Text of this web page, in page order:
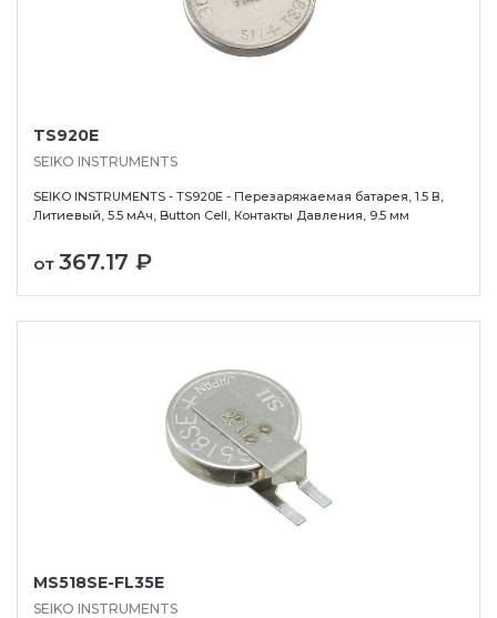
TS920E
SEIKO INSTRUMENTS
SEIKO INSTRUMENTS - TS920E - Перезаряжаемая батарея, 1.5 В,
Литиевый, 5.5 мАч, Button Cell, Контакты Давления, 9.5 мм
от 367.17 ₽
MS518SE-FL35E
SEIKO INSTRUMENTS